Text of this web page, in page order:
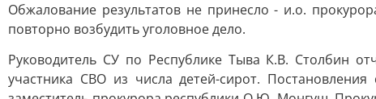
Обжалование результатов не принесло - и.о.
повторно возбудить уголовное дело.
Руководитель СУ по Республике Тыва К.В. Столбин
участника СВО из числа детей-сирот.